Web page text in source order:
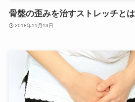
骨盤の歪みを治すストレッチと
2018年11月13日